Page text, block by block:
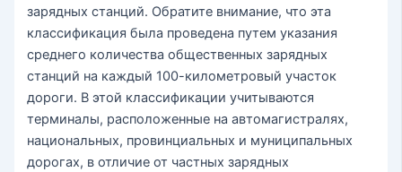
зарядных станций. Обратите внимание, что эта
классификация была проведена путем указания
среднего количества общественных зарядных
станций на каждый 100-километровый участок
дороги. В этой классификации учитываются
терминалы, расположенные на автомагистралях,
национальных, провинциальных и муниципальных
дорогах, в отличие от частных зарядных